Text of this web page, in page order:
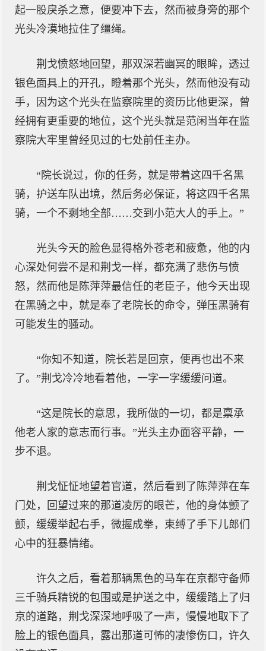
起一股戾杀之意，便要冲下去，然而被身旁的那个
光头冷漠地拉住了缰绳。
荆戈愤怒地回望，那双深若幽冥的眼眸，透过
银色面具上的开孔，瞪着那个光头，然而他没有动
手，因为这个光头在监察院里的资历比他更深，曾
经拥有更重要的地位，这个光头就是范闲当年在监
察院大牢里曾经见过的七处前任主办。
“院长说过，你的任务，就是带着这四千名黑
骑，护送车队出境，然后务必保证，将这四千名黑
骑，一个不剩地全部……交到小范大人的手上。”
光头今天的脸色显得格外苍老和疲惫，他的内
心深处何尝不是和荆戈一样，都充满了悲伤与愤
怒，然而他是陈萍萍最信任的老臣子，他今天出现
在黑骑之中，就是奉了老院长的命令，弹压黑骑有
可能发生的骚动。
“你知不知道，院长若是回京，便再也出不来
了。”荆戈冷冷地看着他，一字一字缓缓问道。
“这是院长的意思，我所做的一切，都是禀承
他老人家的意志而行事。”光头主办面容平静，一
步不退。
荆戈怔怔地望着官道，然后看到了陈萍萍在车
门处，回望过来的那道凌厉的眼芒，他的身体颤了
颤，缓缓举起右手，微握成拳，束缚了手下儿郎们
心中的狂暴情绪。
许久之后，看着那辆黑色的马车在京都守备师
三千骑兵精锐的包围或是护送之中，缓缓踏上了归
京的道路，荆戈深深地呼吸了一声，慢慢地取下了
脸上的银色面具，露出那道可怖的凄惨伤口，许久